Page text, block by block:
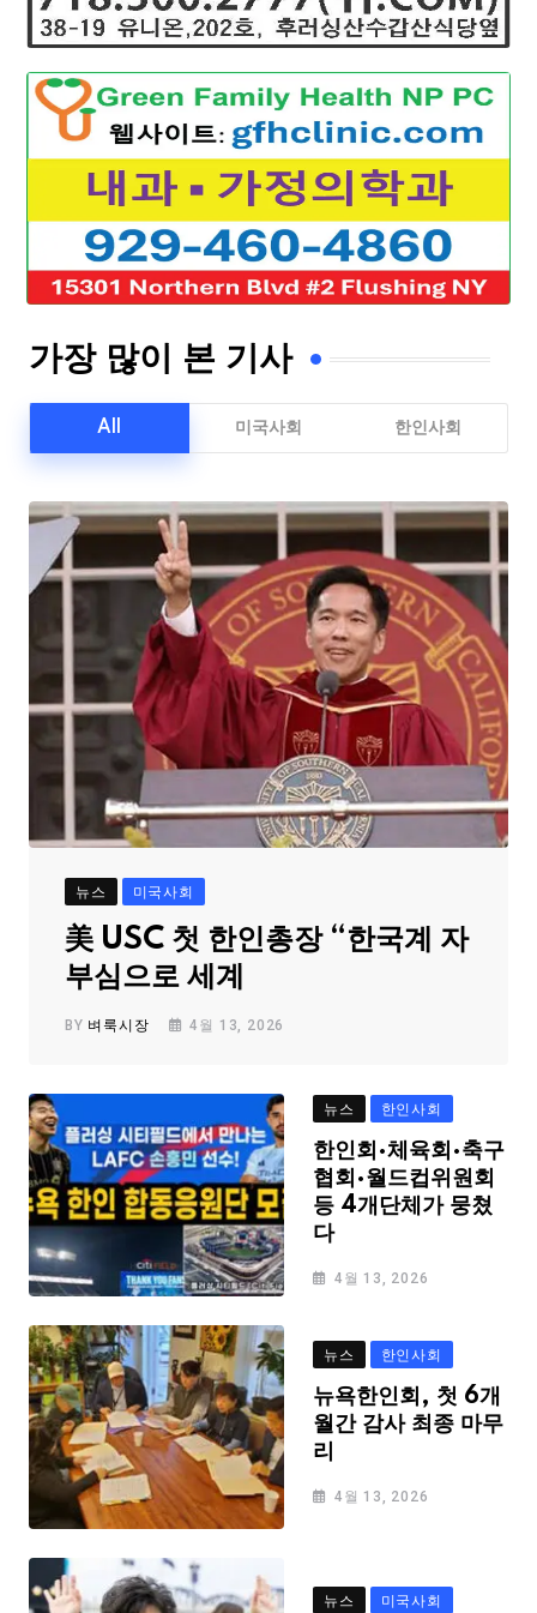
가장 많이 본 기사
All 미국사회 한인사회
뉴스 미국사회
美 USC 첫 한인총장 “한국계 자
부심으로 세계
BY 벼룩시장 4월 13, 2026
뉴스 한인사회
한인회·체육회·축구
협회·월드컵위원회
등 4개단체가 뭉쳤
다
4월 13, 2026
뉴스 한인사회
뉴욕한인회, 첫 6개
월간 감사 최종 마무
리
4월 13, 2026
뉴스 미국사회